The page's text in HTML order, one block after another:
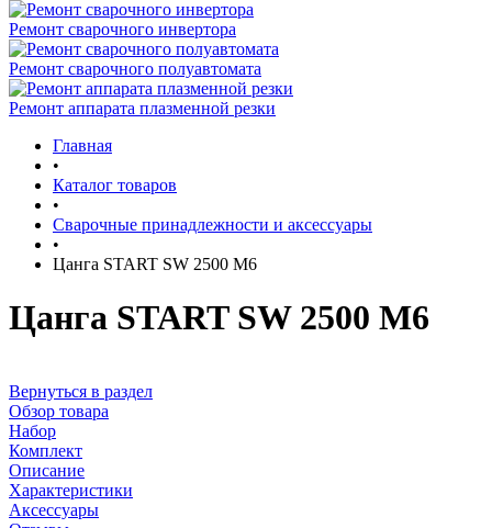
Ремонт сварочного инвертора
Ремонт сварочного полуавтомата
Ремонт аппарата плазменной резки
Главная
•
Каталог товаров
•
Сварочные принадлежности и аксессуары
•
Цанга START SW 2500 М6
Цанга START SW 2500 М6
Вернуться в раздел
Обзор товара
Набор
Комплект
Описание
Характеристики
Аксессуары